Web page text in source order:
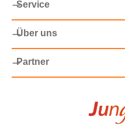
Service
Über uns
Partner